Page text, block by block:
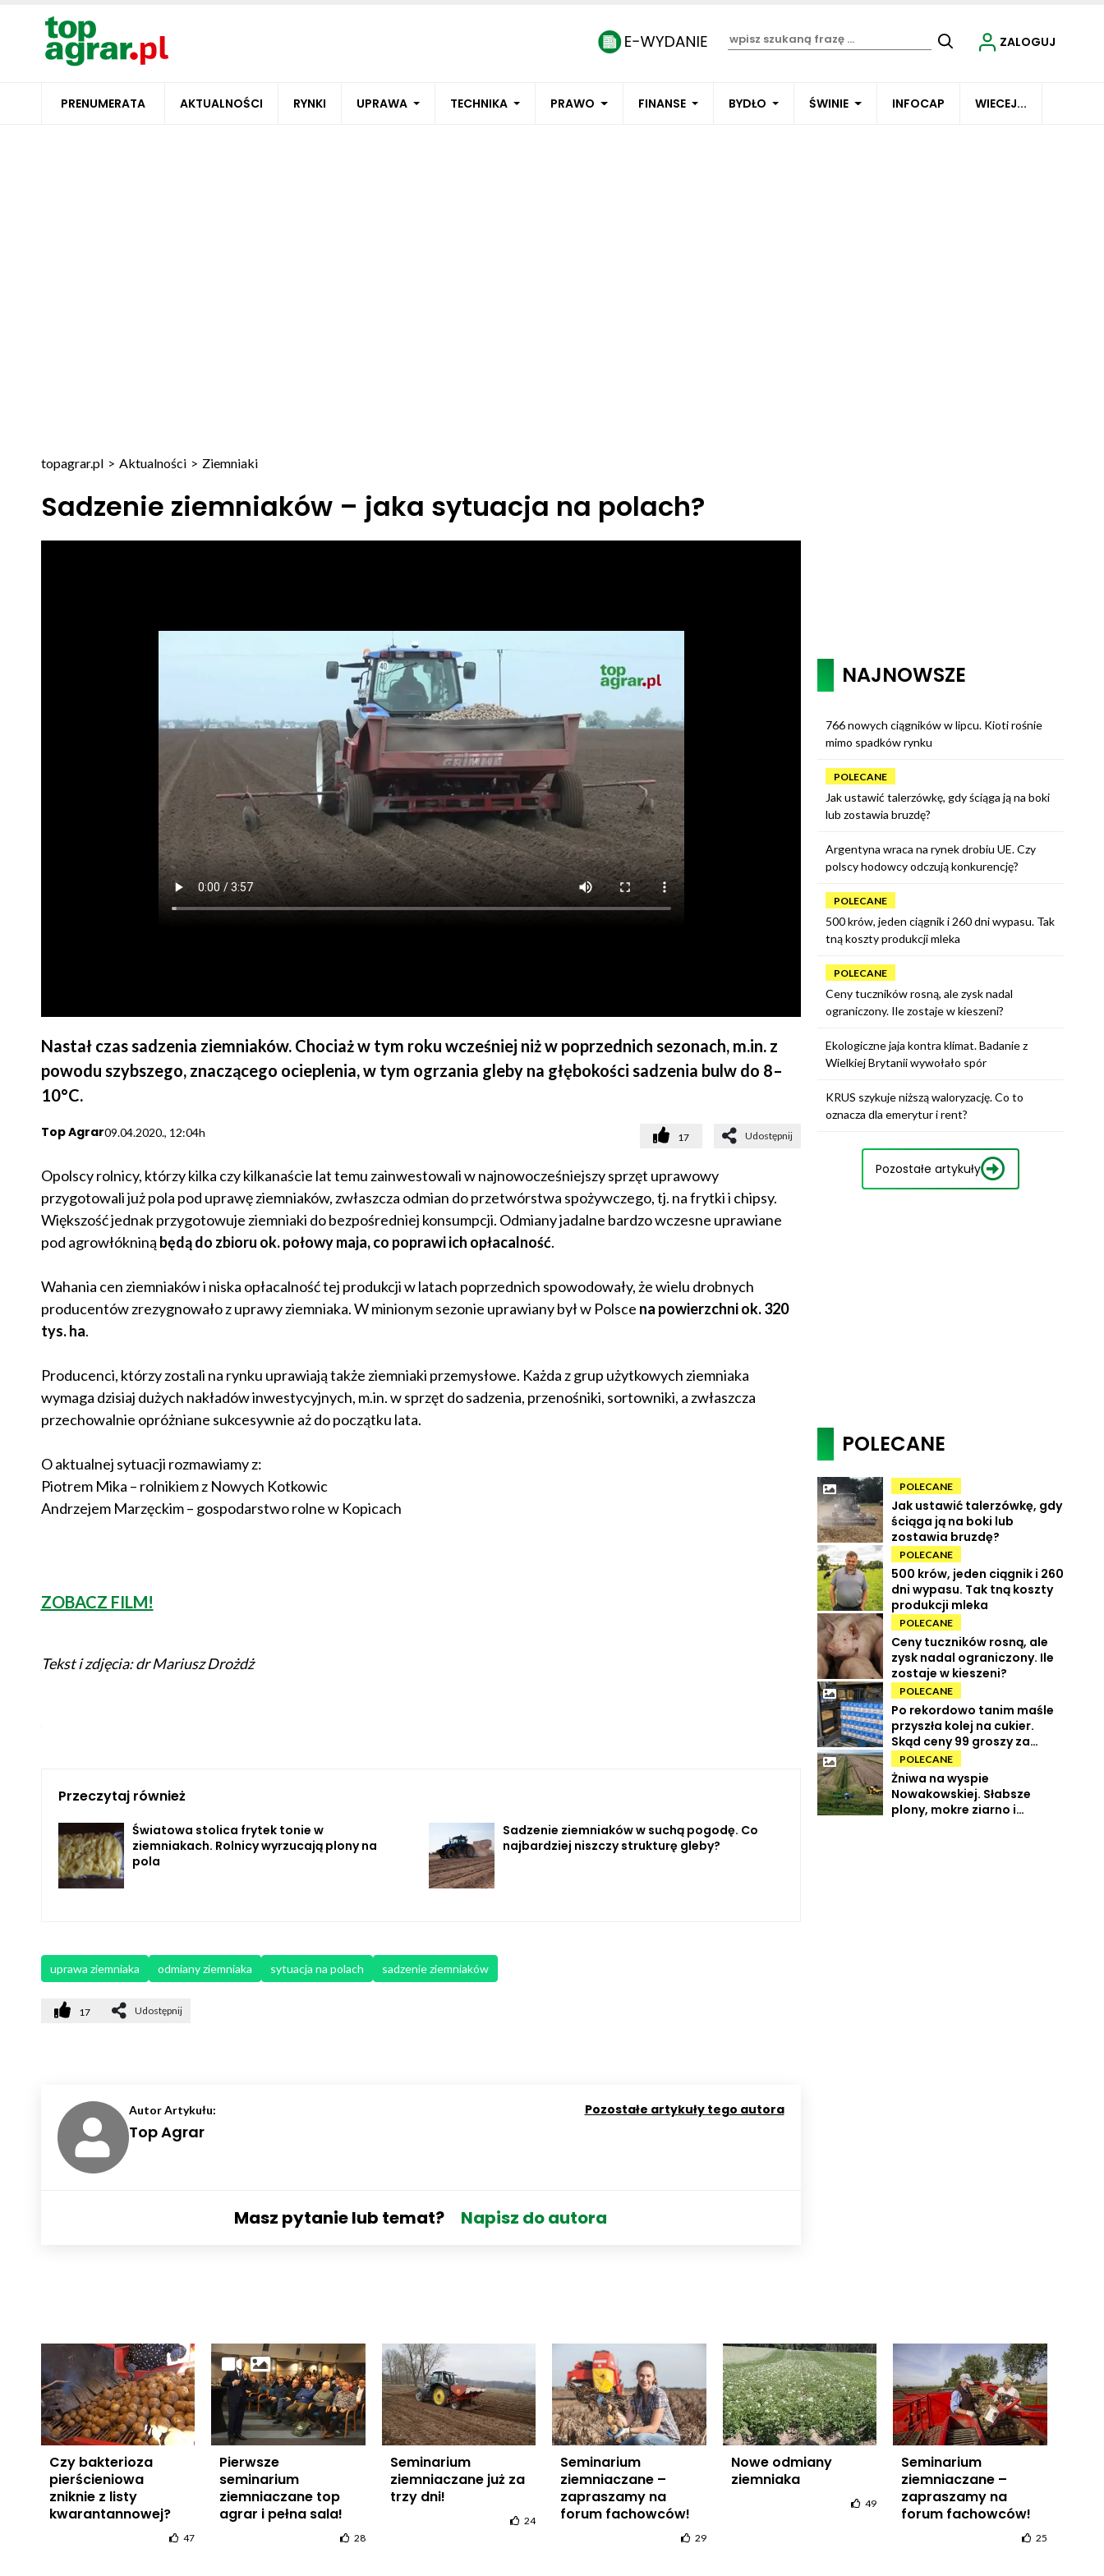
PRENUMERATA AKTUALNOŚCI RYNKI UPRAWA TECHNIKA PRAWO FINANSE BYDŁO ŚWINIE INFOCAP WIECEJ...
ZALOGUJ
topagrar.pl > Aktualności > Ziemniaki
Sadzenie ziemniaków – jaka sytuacja na polach?
Nastał czas sadzenia ziemniaków. Chociaż w tym roku wcześniej niż w poprzednich sezonach, m.in. z
powodu szybszego, znaczącego ocieplenia, w tym ogrzania gleby na głębokości sadzenia bulw do 8–
10°C.
Top Agrar09.04.2020., 12:04h 17 Udostępnij
Opolscy rolnicy, którzy kilka czy kilkanaście lat temu zainwestowali w najnowocześniejszy sprzęt uprawowy
przygotowali już pola pod uprawę ziemniaków, zwłaszcza odmian do przetwórstwa spożywczego, tj. na frytki i chipsy.
Większość jednak przygotowuje ziemniaki do bezpośredniej konsumpcji. Odmiany jadalne bardzo wczesne uprawiane
pod agrowłókniną będą do zbioru ok. połowy maja, co poprawi ich opłacalność.
Wahania cen ziemniaków i niska opłacalność tej produkcji w latach poprzednich spowodowały, że wielu drobnych
producentów zrezygnowało z uprawy ziemniaka. W minionym sezonie uprawiany był w Polsce na powierzchni ok. 320
tys. ha.
Producenci, którzy zostali na rynku uprawiają także ziemniaki przemysłowe. Każda z grup użytkowych ziemniaka
wymaga dzisiaj dużych nakładów inwestycyjnych, m.in. w sprzęt do sadzenia, przenośniki, sortowniki, a zwłaszcza
przechowalnie opróżniane sukcesywnie aż do początku lata.
O aktualnej sytuacji rozmawiamy z:
Piotrem Mika – rolnikiem z Nowych Kotkowic
Andrzejem Marzęckim – gospodarstwo rolne w Kopicach
ZOBACZ FILM!
Tekst i zdjęcia: dr Mariusz Drożdż
Przeczytaj również
Światowa stolica frytek tonie w
ziemniakach. Rolnicy wyrzucają plony na
pola
Sadzenie ziemniaków w suchą pogodę. Co
najbardziej niszczy strukturę gleby?
uprawa ziemniaka odmiany ziemniaka sytuacja na polach sadzenie ziemniaków
17 Udostępnij
Autor Artykułu:
Top Agrar
Pozostałe artykuły tego autora
Masz pytanie lub temat? Napisz do autora
NAJNOWSZE
766 nowych ciągników w lipcu. Kioti rośnie
mimo spadków rynku
POLECANE
Jak ustawić talerzówkę, gdy ściąga ją na boki
lub zostawia bruzdę?
Argentyna wraca na rynek drobiu UE. Czy
polscy hodowcy odczują konkurencję?
POLECANE
500 krów, jeden ciągnik i 260 dni wypasu. Tak
tną koszty produkcji mleka
POLECANE
Ceny tuczników rosną, ale zysk nadal
ograniczony. Ile zostaje w kieszeni?
Ekologiczne jaja kontra klimat. Badanie z
Wielkiej Brytanii wywołało spór
KRUS szykuje niższą waloryzację. Co to
oznacza dla emerytur i rent?
Pozostałe artykuły
POLECANE
POLECANE
Jak ustawić talerzówkę, gdy
ściąga ją na boki lub
zostawia bruzdę?
POLECANE
500 krów, jeden ciągnik i 260
dni wypasu. Tak tną koszty
produkcji mleka
POLECANE
Ceny tuczników rosną, ale
zysk nadal ograniczony. Ile
zostaje w kieszeni?
POLECANE
Po rekordowo tanim maśle
przyszła kolej na cukier.
Skąd ceny 99 groszy za
kilogram?
POLECANE
Żniwa na wyspie
Nowakowskiej. Słabsze
plony, mokre ziarno i
Czy bakterioza
pierścieniowa
zniknie z listy
kwarantannowej?
47
Pierwsze
seminarium
ziemniaczane top
agrar i pełna sala!
28
Seminarium
ziemniaczane już za
trzy dni!
24
Seminarium
ziemniaczane –
zapraszamy na
forum fachowców!
29
Nowe odmiany
ziemniaka
49
Seminarium
ziemniaczane –
zapraszamy na
forum fachowców!
25